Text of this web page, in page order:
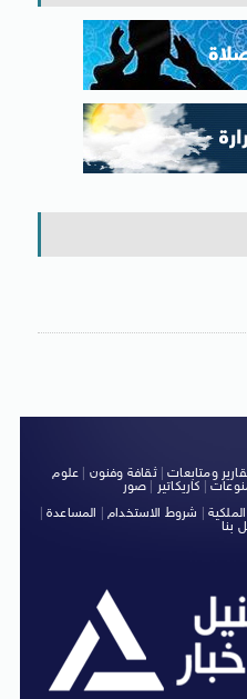
ومتابعات|ثقافة وفنون
علوم
كاريكاتير صور
شروط الاستخدام| المساعدة|
بنا